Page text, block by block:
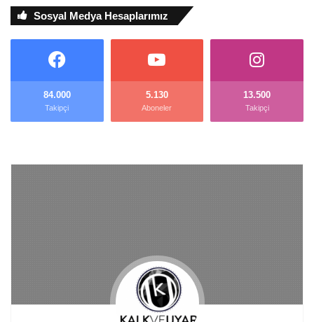
Sosyal Medya Hesaplarımız
84.000
Takipçi
5.130
Aboneler
13.500
Takipçi